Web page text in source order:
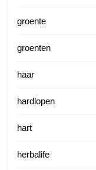
groente
groenten
haar
hardlopen
hart
herbalife